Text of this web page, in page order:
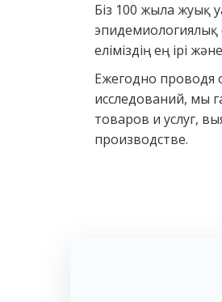
Біз 100 жылға
эпидемиологиялық
еліміздің ең ірі
Ежегодно проводя
исследований, мы
товаров и услуг,
производстве.